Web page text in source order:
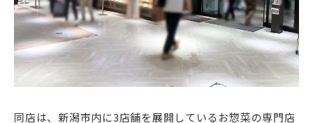
同店は、新潟市内に3店舗を展開しているお惣菜の専門店